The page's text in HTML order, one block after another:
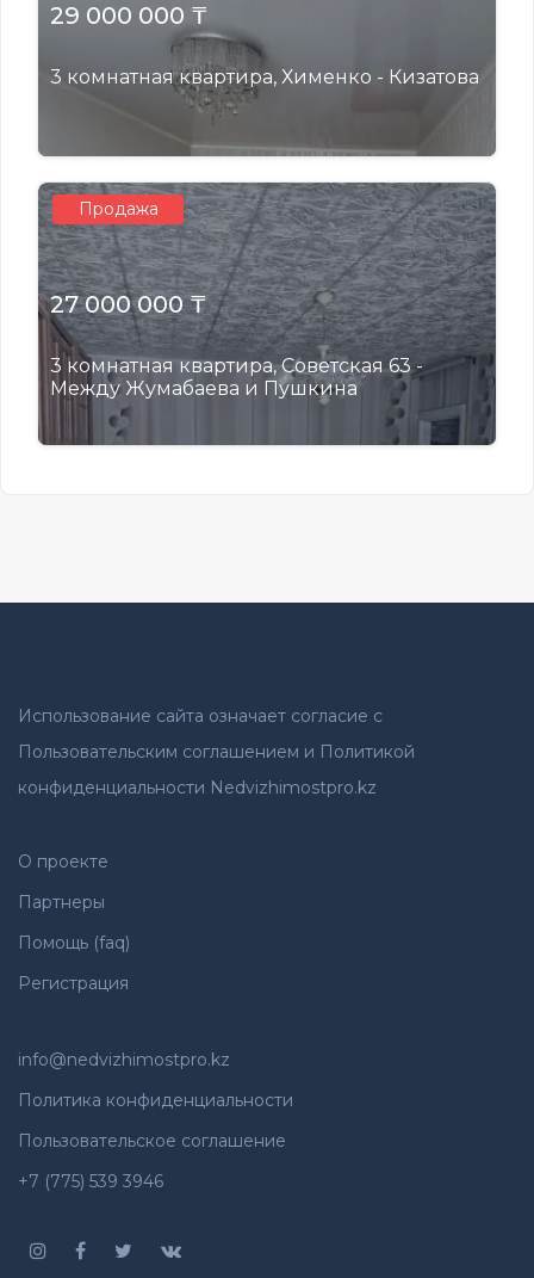
29 000 000 ₸
3 комнатная квартира, Хименко - Кизатова
Продажа
27 000 000 ₸
3 комнатная квартира, Советская 63 -
Между Жумабаева и Пушкина
Использование сайта означает согласие с
Пользовательским соглашением и Политикой
конфиденциальности Nedvizhimostpro.kz
О проекте
Партнеры
Помощь (faq)
Регистрация
info@nedvizhimostpro.kz
Политика конфиденциальности
Пользовательское соглашение
+7 (775) 539 3946